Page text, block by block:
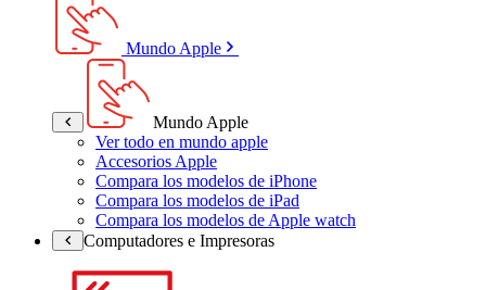
Mundo Apple
Mundo Apple
Ver todo en mundo apple
Accesorios Apple
Compara los modelos de iPhone
Compara los modelos de iPad
Compara los modelos de Apple watch
Computadores e Impresoras